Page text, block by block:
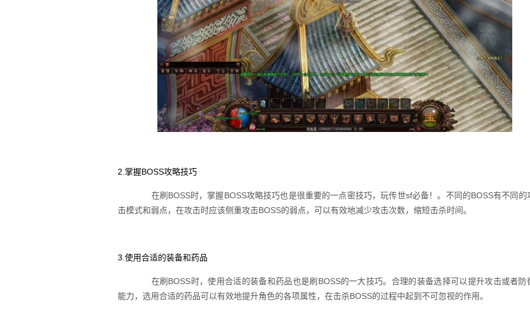
2.掌握BOSS攻略技巧
在刷BOSS时，掌握BOSS攻略技巧也是很重要的一点密技巧，玩传世sf必备！。不同的BOSS有不同的
击模式和弱点，在攻击时应该侧重攻击BOSS的弱点，可以有效地减少攻击次数，缩短击杀时间。
3.使用合适的装备和药品
在刷BOSS时，使用合适的装备和药品也是刷BOSS的一大技巧。合理的装备选择可以提升攻击或者防
能力，选用合适的药品可以有效地提升角色的各项属性，在击杀BOSS的过程中起到不可忽视的作用。